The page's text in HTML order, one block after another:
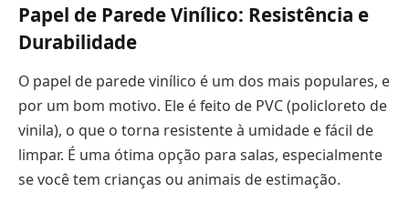
Papel de Parede Vinílico: Resistência e
Durabilidade
O papel de parede vinílico é um dos mais populares, e
por um bom motivo. Ele é feito de PVC (policloreto de
vinila), o que o torna resistente à umidade e fácil de
limpar. É uma ótima opção para salas, especialmente
se você tem crianças ou animais de estimação.